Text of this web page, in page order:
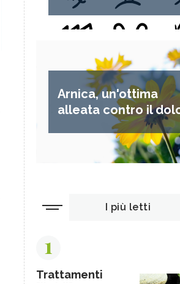
Arnica, un'ottima
alleata contro il
I più letti
1
Trattamenti